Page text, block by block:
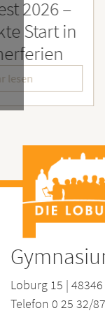
–
in
Loburg 15 |
Telefon 0 25 32/